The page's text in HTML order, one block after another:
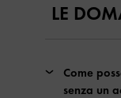
LE
Come
senza un